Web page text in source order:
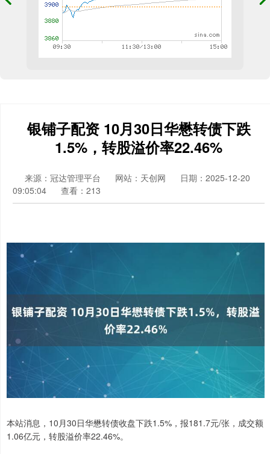
银铺子配资 10月30日华懋转债下跌
1.5%，转股溢价率22.46%
来源：冠达管理平台 网站：天创网
日期：2025-12-20
09:05:04
查看：213
本站消息，10月30日华懋转债收盘下跌1.5%，报181.7元/张，成交额
1.06亿元，转股溢价率22.46%。